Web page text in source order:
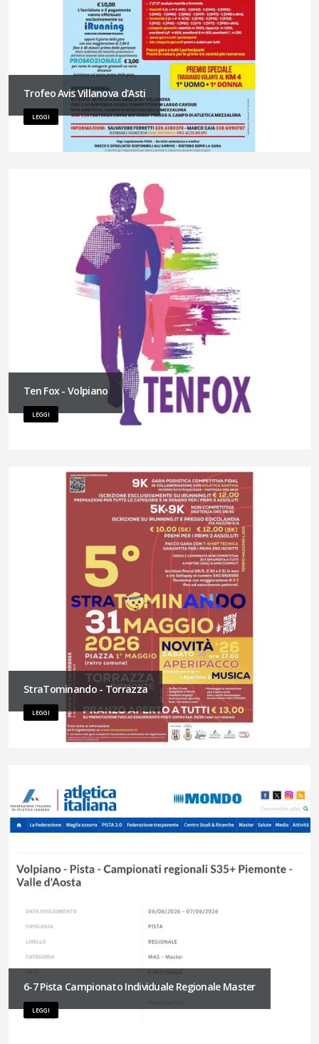
Trofeo Avis Villanova d'Asti
LEGGI
Ten Fox - Volpiano
LEGGI
StraTominando - Torrazza
LEGGI
6-7 Pista Campionato Individuale Regionale Master
LEGGI